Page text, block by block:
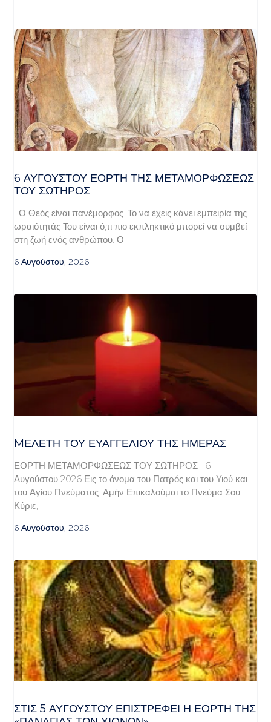
6 ΑΥΓΟΥΣΤΟΥ ΕΟΡΤΗ ΤΗΣ ΜΕΤΑΜΟΡΦΩΣΕΩΣ
ΤΟΥ ΣΩΤΗΡΟΣ
Ο Θεός είναι πανέμορφος. Το να έχεις κάνει εμπειρία της
ωραιότητάς Του είναι ό,τι πιο εκπληκτικό μπορεί να συμβεί
στη ζωή ενός ανθρώπου. Ο
6 Αυγούστου, 2026
MΕΛΈΤΗ ΤΟΥ ΕΥΑΓΓΕΛΊΟΥ ΤΗΣ ΗΜΈΡΑΣ
ΕΟΡΤΗ ΜΕΤΑΜΟΡΦΩΣΕΩΣ ΤΟΥ ΣΩΤΗΡΟΣ 6
Αυγούστου 2026 Εις το όνομα του Πατρός και του Υιού και
του Αγίου Πνεύματος. Αμήν Επικαλούμαι το Πνεύμα Σου
Κύριε,
6 Αυγούστου, 2026
ΣΤΙΣ 5 ΑΥΓΟΎΣΤΟΥ ΕΠΙΣΤΡΈΦΕΙ Η ΕΟΡΤΉ ΤΗΣ